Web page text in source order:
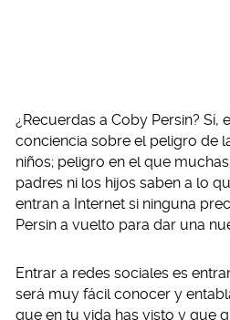
¿Recuerdas a Coby Persin?
conciencia sobre el peligro de
niños; peligro en el que
padres ni los hijos saben a lo
entran a Internet si ninguna
Persin a vuelto para dar una
Entrar a redes sociales es
será muy fácil conocer y
que en tu vida has visto y que